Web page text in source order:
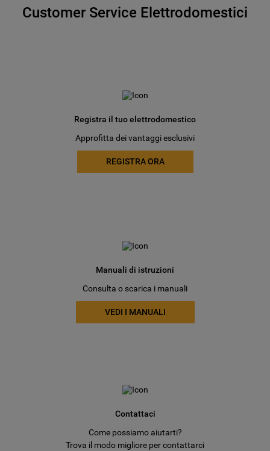
Customer Service Elettrodomestici
Registra il tuo elettrodomestico
Approfitta dei vantaggi esclusivi
REGISTRA ORA
Manuali di istruzioni
Consulta o scarica i manuali
VEDI I MANUALI
Contattaci
Come possiamo aiutarti?
Trova il modo migliore per contattarci